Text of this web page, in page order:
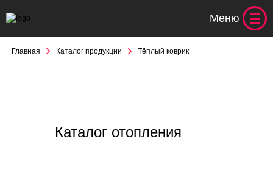
Меню
Главная Каталог продукции Тёплый коврик
Каталог отопления